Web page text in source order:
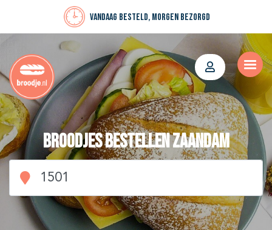
Vandaag besteld, morgen bezorgd
Broodjes bestellen Zaandam